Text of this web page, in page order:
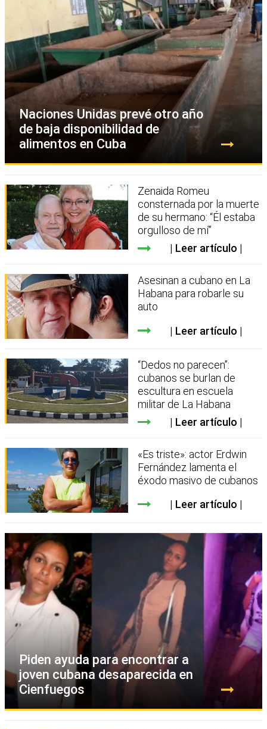
Naciones Unidas prevé otro año
de baja disponibilidad de
alimentos en Cuba
Zenaida Romeu
consternada por la muerte
de su hermano: “Él estaba
orgulloso de mí”
Leer artículo
Asesinan a cubano en La
Habana para robarle su
auto
Leer artículo
“Dedos no parecen”:
cubanos se burlan de
escultura en escuela
militar de La Habana
Leer artículo
«Es triste»: actor Erdwin
Fernández lamenta el
éxodo masivo de cubanos
Leer artículo
Piden ayuda para encontrar a
joven cubana desaparecida en
Cienfuegos